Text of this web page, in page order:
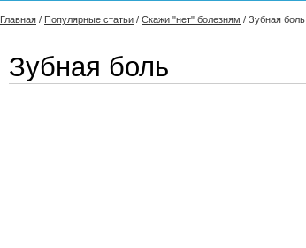
Главная / Популярные статьи / Скажи "нет" болезням / Зубная боль
Зубная боль